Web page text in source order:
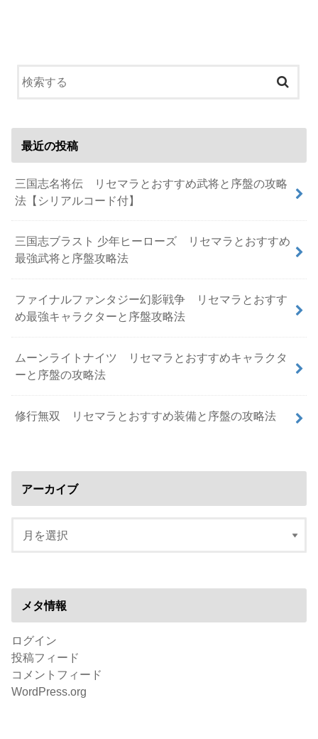
最近の投稿
三国志名将伝 リセマラとおすすめ武将と序盤の攻略
法【シリアルコード付】
三国志ブラスト 少年ヒーローズ リセマラとおすすめ
最強武将と序盤攻略法
ファイナルファンタジー幻影戦争 リセマラとおすす
め最強キャラクターと序盤攻略法
ムーンライトナイツ リセマラとおすすめキャラクタ
ーと序盤の攻略法
修行無双 リセマラとおすすめ装備と序盤の攻略法
アーカイブ
メタ情報
ログイン
投稿フィード
コメントフィード
WordPress.org